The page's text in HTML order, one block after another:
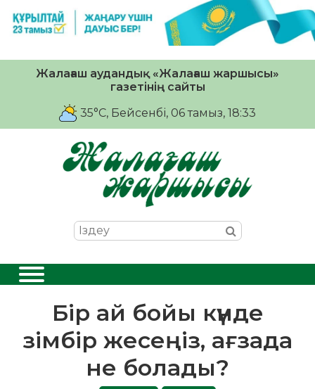
Жалағаш аудандық «Жалағаш жаршысы»
газетінің сайты
35°C, Бейсенбі, 06 тамыз, 18:33
Бір ай бойы күнде
зімбір жесеңіз, ағзада
не болады?